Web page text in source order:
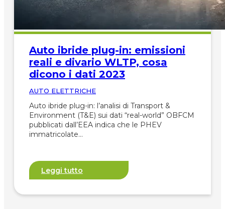
Auto ibride plug-in: emissioni
reali e divario WLTP, cosa
dicono i dati 2023
AUTO ELETTRICHE
Auto ibride plug-in: l’analisi di Transport &
Environment (T&E) sui dati “real-world” OBFCM
pubblicati dall’EEA indica che le PHEV
immatricolate…
Leggi tutto